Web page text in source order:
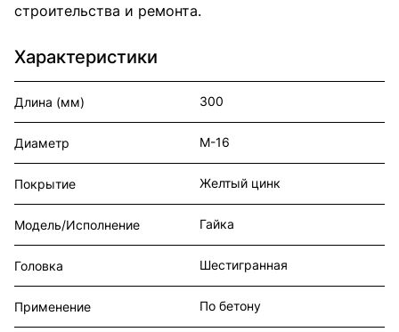
строительства и ремонта.
Характеристики
Длина (мм) 300
Диаметр М-16
Покрытие Желтый цинк
Модель/Исполнение Гайка
Головка Шестигранная
Применение По бетону